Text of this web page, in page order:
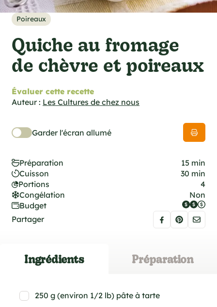
techniques
foodiePoireaux
Quiche au fromage
de chèvre et poireaux
Évaluer cette recette
Auteur : Les Cultures de chez nous
Garder l'écran allumé
Préparation
15 min
Cuisson
30 min
Portions
4
Congélation
Non
Budget
Partager
Ingrédients Préparation
250 g (environ 1/2 lb) pâte à tarte